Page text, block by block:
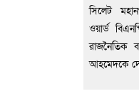
সিলেট
ওয়ার্ড
রাজনৈতিক
আহমেদকে